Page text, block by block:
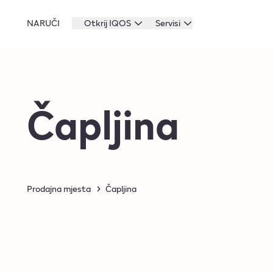
NARUČI Otkrij IQOS Servisi
Čapljina
Prodajna mjesta Čapljina